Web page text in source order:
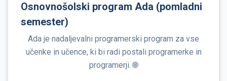
Osnovnošolski program Ada (pomladni
semester)
Ada je nadaljevalni programerski program za vse
učenke in učence, ki bi radi postali programerke in
programerji. 🌐